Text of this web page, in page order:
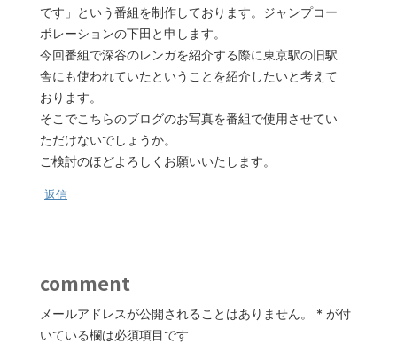
です」という番組を制作しております。ジャンプコー
ポレーションの下田と申します。
今回番組で深谷のレンガを紹介する際に東京駅の旧駅
舎にも使われていたということを紹介したいと考えて
おります。
そこでこちらのブログのお写真を番組で使用させてい
ただけないでしょうか。
ご検討のほどよろしくお願いいたします。
返信
comment
メールアドレスが公開されることはありません。 * が付
いている欄は必須項目です